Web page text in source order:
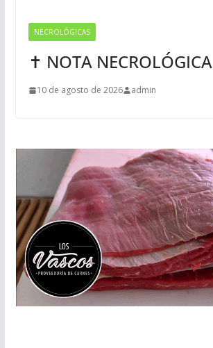
NECROLÓGICAS
✝ NOTA NECROLÓGICA
10 de agosto de 2026 admin